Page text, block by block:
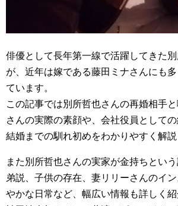
俳優として長年第一線で活躍してきた
が、近年は嫁である藤田ミナさんにも
ています。
この記事では別所哲也さんの再婚相手
さんの実際の素顔や、会社役員として
結婚までの馴れ初めをわかりやすく解説
また別所哲也さんの実家が金持ちとい
弟説、子供の存在、妻リリーさんのイ
やかな日常など、幅広い情報も詳しく紹